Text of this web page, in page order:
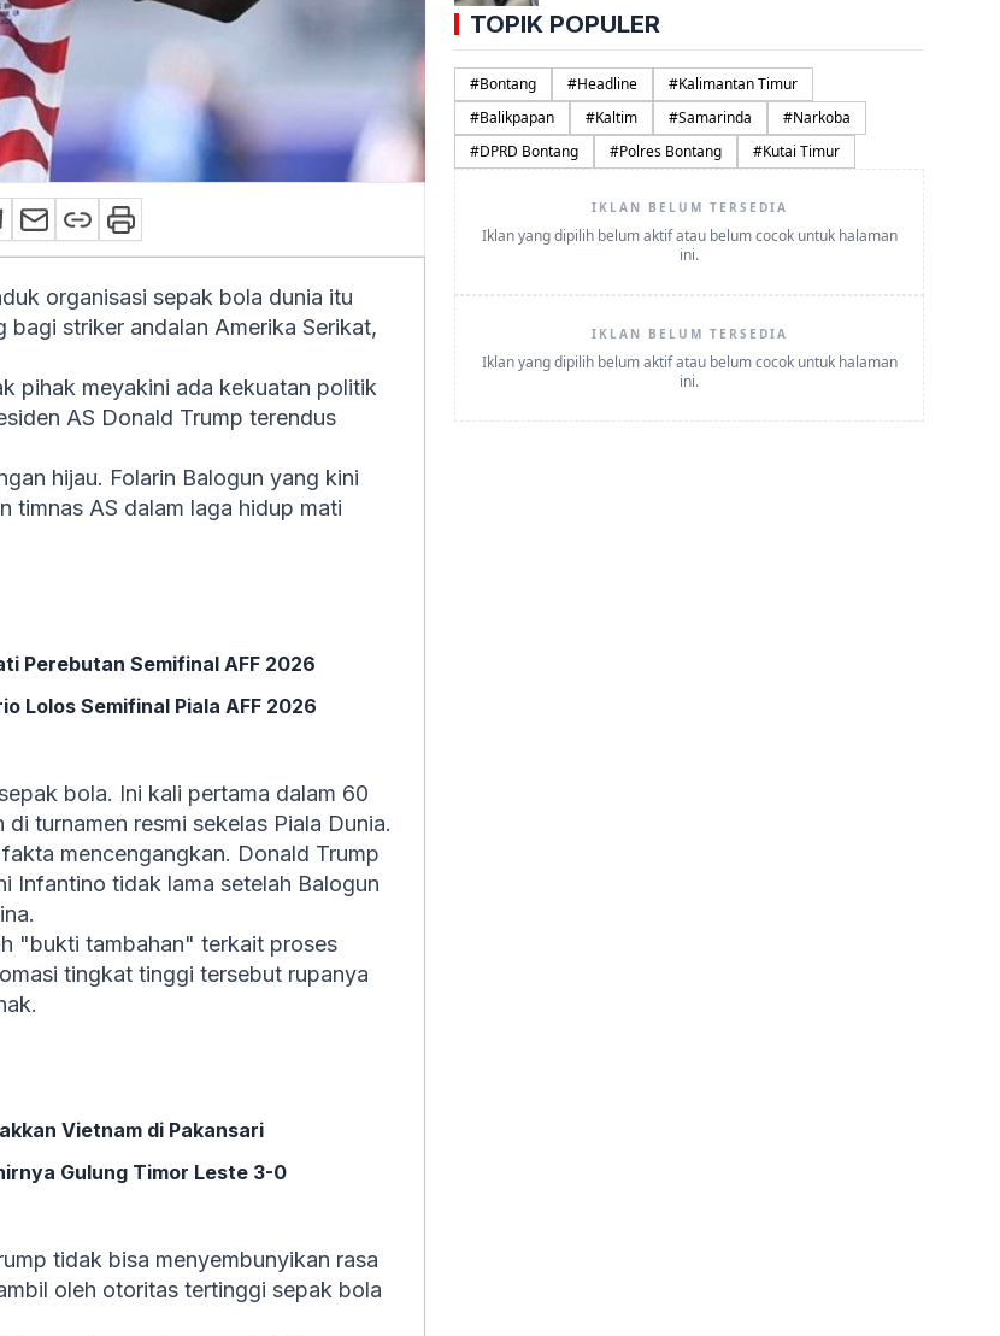
organisasi sepak bola dunia itu
striker andalan Amerika Serikat,
pihak meyakini ada kekuatan politik
AS Donald Trump terendus
hijau. Folarin Balogun yang kini
timnas AS dalam laga hidup mati
Perebutan Semifinal AFF 2026
Lolos Semifinal Piala AFF 2026
bola. Ini kali pertama dalam 60
turnamen resmi sekelas Piala Dunia.
mencengangkan. Donald Trump
Infantino tidak lama setelah Balogun
"bukti tambahan" terkait proses
tingkat tinggi tersebut rupanya
Vietnam di Pakansari
Gulung Timor Leste 3-0
tidak bisa menyembunyikan rasa
oleh otoritas tertinggi sepak bola
TOPIK POPULER
#Bontang #Headline #Kalimantan Timur
#Balikpapan #Kaltim #Samarinda #Narkoba
#DPRD Bontang #Polres Bontang #Kutai Timur
IKLAN BELUM TERSEDIA
Iklan yang dipilih belum aktif atau belum cocok untuk halaman
ini.
IKLAN BELUM TERSEDIA
Iklan yang dipilih belum aktif atau belum cocok untuk halaman
ini.